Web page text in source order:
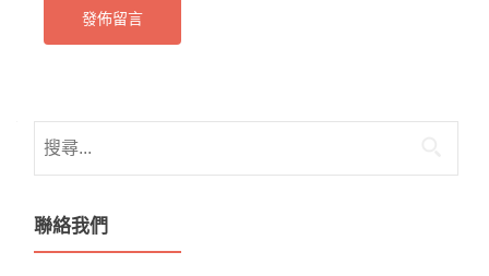
尋
鍵
字:
聯絡我們